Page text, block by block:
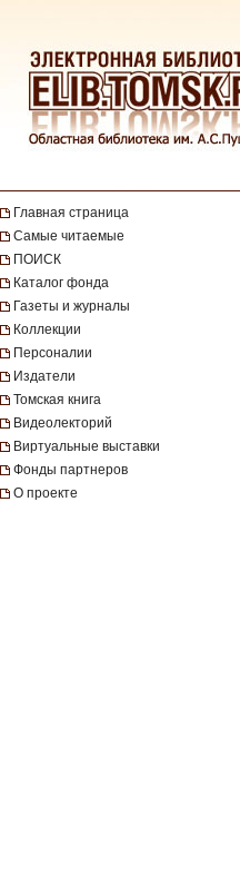
Главная страница
Самые читаемые
ПОИСК
Каталог фонда
Газеты и журналы
Коллекции
Персоналии
Издатели
Томская книга
Видеолекторий
Виртуальные выставки
Фонды партнеров
О проекте